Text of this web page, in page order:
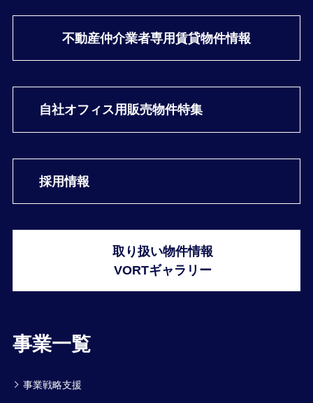
不動産仲介業者専用賃貸物件情報
自社オフィス用販売物件特集
採用情報
事業一覧
事業戦略支援
取り扱い物件情報
VORTギャラリー